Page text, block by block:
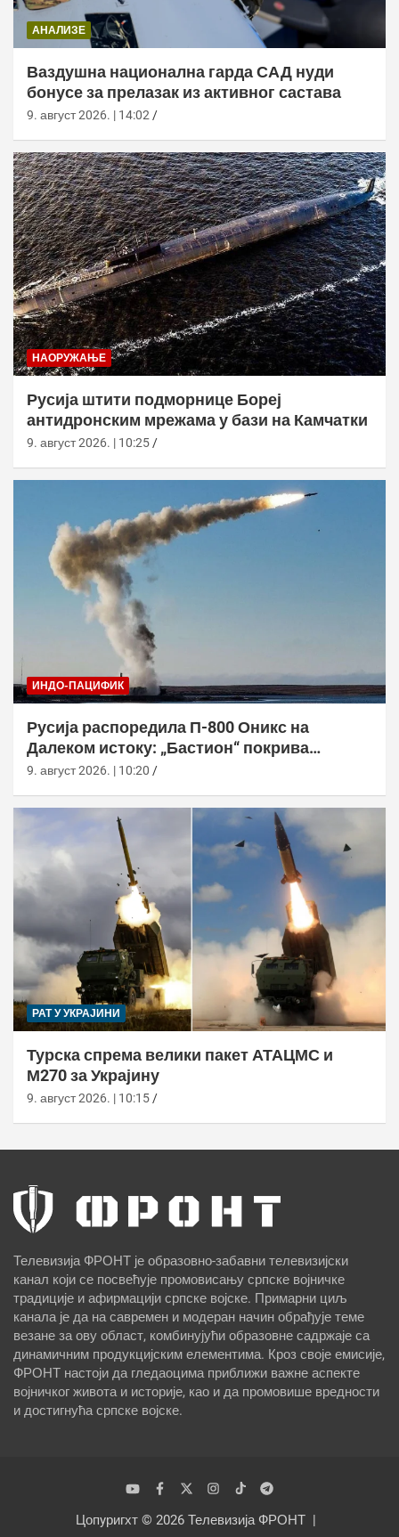
АНАЛИЗЕ
Ваздушна национална гарда САД нуди
бонусе за прелазак из активног састава
9. август 2026. | 14:02
НАОРУЖАЊЕ
Русија штити подморнице Бореј
антидронским мрежама у бази на Камчатки
9. август 2026. | 10:25
ИНДО-ПАЦИФИК
Русија распоредила П-800 Оникс на
Далеком истоку: „Бастион“ покрива
Куриле, Камчатку и Чукотку
9. август 2026. | 10:20
РАТ У УКРАЈИНИ
Турска спрема велики пакет АТАЦМС и
М270 за Украјину
9. август 2026. | 10:15
Телевизија ФРОНТ је образовно-забавни телевизијски
канал који се посвећује промовисању српске војничке
традиције и афирмацији српске војске. Примарни циљ
канала је да на савремен и модеран начин обрађује теме
везане за ову област, комбинујући образовне садржаје са
динамичним продукцијским елементима. Кроз своје емисије,
ФРОНТ настоји да гледаоцима приближи важне аспекте
војничког живота и историје, као и да промовише вредности
и достигнућа српске војске.
Цопyригхт © 2026 Телевизија ФРОНТ